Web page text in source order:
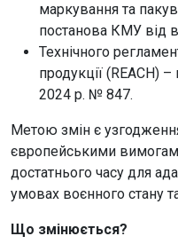
маркування та
постанова КМУ від
Технічного
продукції (REACH)
2024 р. № 847.
Метою змін є
європейськими
достатнього часу для
умовах воєнного стану
Що змінюється?